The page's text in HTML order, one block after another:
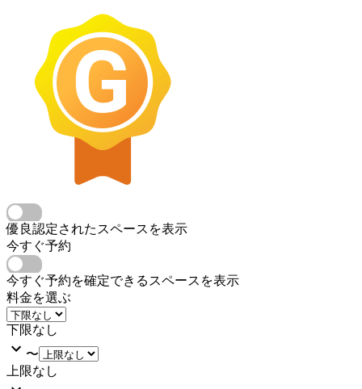
優良認定されたスペースを表示
今すぐ予約
今すぐ予約を確定できるスペースを表示
料金を選ぶ
下限なし
〜
上限なし